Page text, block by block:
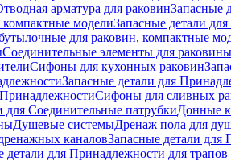
арматура для раковинЗапасные
моделиЗапасные детали
для раковин, компактные
Соединительные элементы для раковины
Сифоны для кухонных раковин
Запасные детали для
ПринадлежностиСифоны для сливных
для Соединительные патрубкиДонные
Душевые системыДренаж пола для
каналовЗапасные детали для
детали для Принадлежности для